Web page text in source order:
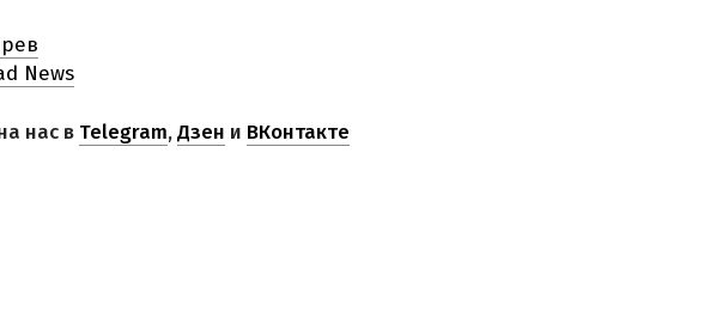
News
нас в Telegram,Дзен и ВКонтакте